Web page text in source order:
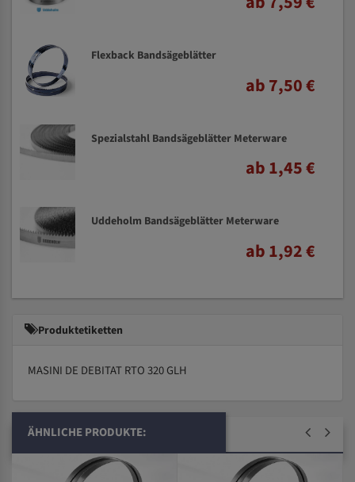
Flexback Bandsägeblätter
ab 7,50 €
Spezialstahl Bandsägeblätter Meterware
ab 1,45 €
Uddeholm Bandsägeblätter Meterware
ab 1,92 €
Produktetiketten
MASINI DE DEBITAT RTO 320 GLH
ÄHNLICHE PRODUKTE: